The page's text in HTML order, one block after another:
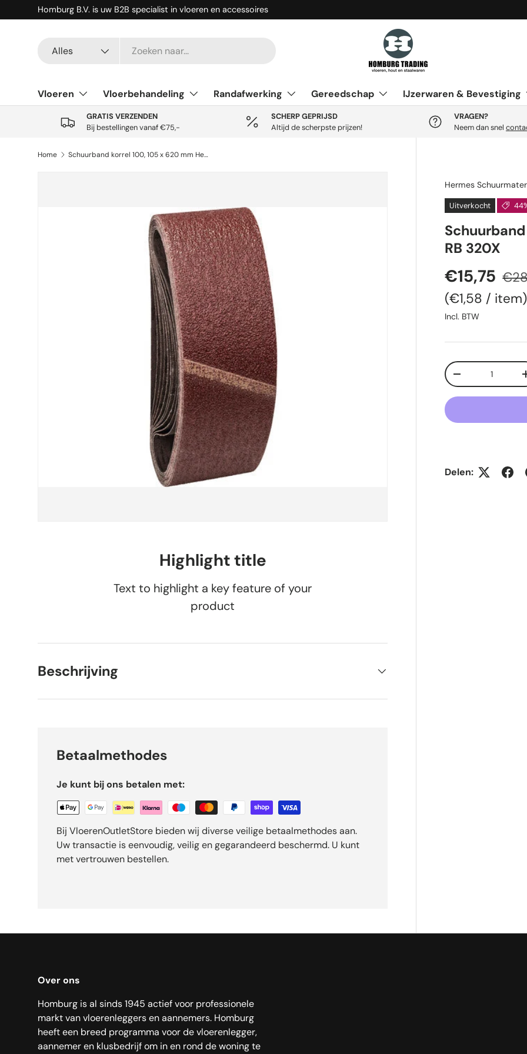
Ga naar inhoud
Homburg B.V. is uw B2B specialist in vloeren en accessoires
Alles
Vloeren Vloerbehandeling Randafwerking Gereedschap IJzerwaren & Bevestiging
GRATIS VERZENDEN
Bij bestellingen vanaf €75,-
SCHERP GEPRIJSD
Altijd de scherpste prijzen!
VRAGEN?
Neem dan snel
Home Schuurband korrel 100, 105 x 620 mm Hermes RB 320X
Hermes
Uitverkocht
RB 320X
€15,75
Eenheid prijs
€1,58 / item
Incl. BTW
Aantal
Verlaag de
Delen:
Highlight title
Text to highlight a key feature of your
product
Beschrijving
Betaalmethodes
Je kunt bij ons betalen met:
Bij VloerenOutletStore bieden wij diverse veilige betaalmethodes aan.
Uw transactie is eenvoudig, veilig en gegarandeerd beschermd. U kunt
met vertrouwen bestellen.
Over ons
Homburg is al sinds 1945 actief voor professionele
markt van vloerenleggers en aannemers. Homburg
heeft een breed programma voor de vloerenlegger,
aannemer en klusbedrijf om in en rond de woning te